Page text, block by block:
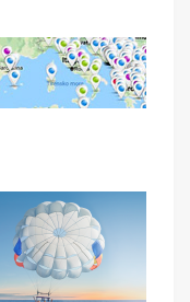
za Srbiju.
sa kraćim
časovima.